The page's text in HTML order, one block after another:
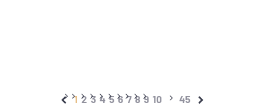
1 2 3 4 5 6 7 8 9 10 45